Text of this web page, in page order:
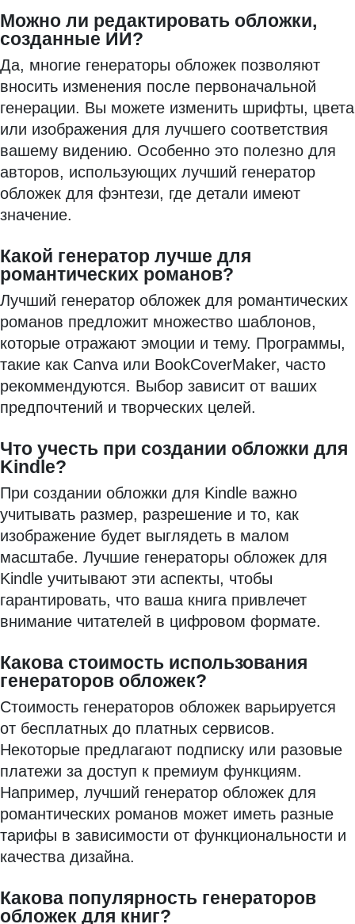
Можно ли редактировать обложки,
созданные ИИ?
Да, многие генераторы обложек позволяют
вносить изменения после первоначальной
генерации. Вы можете изменить шрифты, цвета
или изображения для лучшего соответствия
вашему видению. Особенно это полезно для
авторов, использующих лучший генератор
обложек для фэнтези, где детали имеют
значение.
Какой генератор лучше для
романтических романов?
Лучший генератор обложек для романтических
романов предложит множество шаблонов,
которые отражают эмоции и тему. Программы,
такие как Canva или BookCoverMaker, часто
рекоммендуются. Выбор зависит от ваших
предпочтений и творческих целей.
Что учесть при создании обложки для
Kindle?
При создании обложки для Kindle важно
учитывать размер, разрешение и то, как
изображение будет выглядеть в малом
масштабе. Лучшие генераторы обложек для
Kindle учитывают эти аспекты, чтобы
гарантировать, что ваша книга привлечет
внимание читателей в цифровом формате.
Какова стоимость использования
генераторов обложек?
Стоимость генераторов обложек варьируется
от бесплатных до платных сервисов.
Некоторые предлагают подписку или разовые
платежи за доступ к премиум функциям.
Например, лучший генератор обложек для
романтических романов может иметь разные
тарифы в зависимости от функциональности и
качества дизайна.
Какова популярность генераторов
обложек для книг?